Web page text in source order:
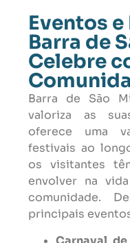
Eventos
Barra de
Celebre
Barra de São
valoriza as
oferece uma
festivais ao
os visitantes
envolver na
comunidade.
principais